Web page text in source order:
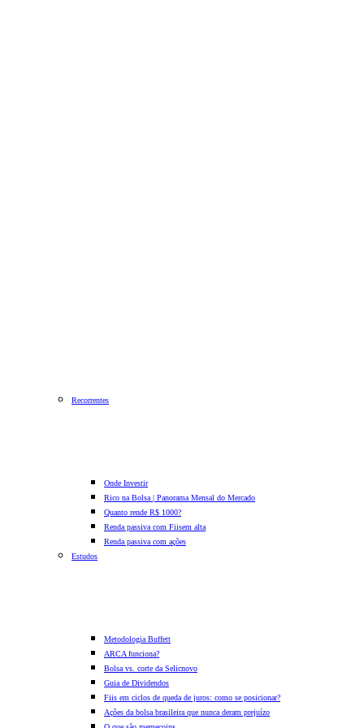
Recorrentes
Onde Investir
Rico na Bolsa | Panorama Mensal do Mercado
Quanto rende R$ 1000?
Renda passiva com Fiisem alta
Renda passiva com ações
Estudos
Metodologia Buffett
ARCA funciona?
Bolsa vs. corte da Selicnovo
Guia de Dividendos
Fiis em ciclos de queda de juros: como se posicionar?
Ações da bolsa brasileira que nunca deram prejuízo